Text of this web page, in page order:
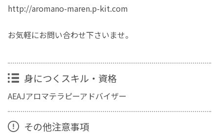
http://aromano-maren.p-kit.com
お気軽にお問い合わせ下さいませ。
身につくスキル・資格
AEAJアロマテラピーアドバイザー
その他注意事項